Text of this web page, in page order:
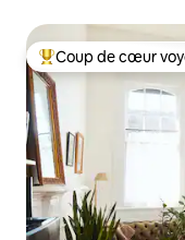
Coups de cœur
Coup de cœur